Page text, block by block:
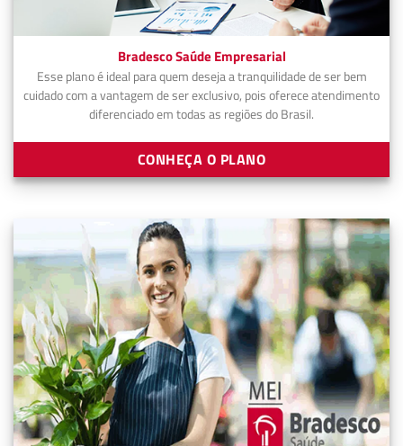
Bradesco Saúde Empresarial
Esse plano é ideal para quem deseja a tranquilidade de ser bem
cuidado com a vantagem de ser exclusivo, pois oferece atendimento
diferenciado em todas as regiões do Brasil.
CONHEÇA O PLANO